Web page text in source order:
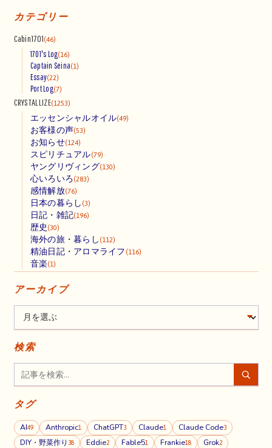
カテゴリー
Cabin1701(46)
1701's Log(16)
Captain Seina(1)
Essay(22)
Port Log(7)
CRYSTALLIZE(1253)
エッセンシャルオイル(49)
お客様の声(53)
お知らせ(124)
スピリチュアル(79)
ヤングリヴィング(130)
心いろいろ (283)
感情解放(76)
日本の暮らし (3)
日記・雑記(196)
歴史 (30)
海外の旅・暮らし (112)
精油日記・アロマライフ (116)
音楽(1)
アーカイブ
検索
タグ
AI49 Anthropic1 ChatGPT3 Claude1 Claude Code3
DIY・野菜作り 38 Eddie2 Fable51 Frankie18 Grok2